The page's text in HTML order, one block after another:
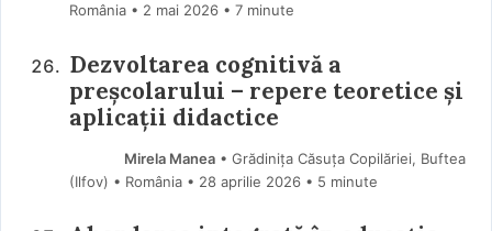
România
2 mai 2026 • 7 minute
Dezvoltarea cognitivă a
preșcolarului – repere teoretice și
aplicații didactice
Mirela Manea• Grădinița Căsuța Copilăriei, Buftea
(Ilfov) • România
28 aprilie 2026 • 5 minute